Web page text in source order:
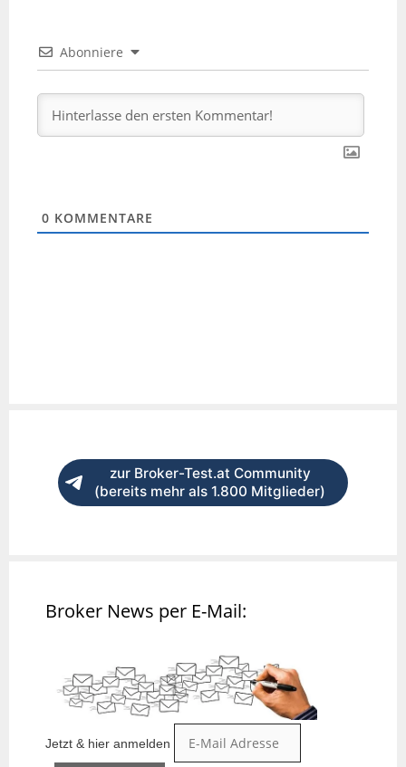
Abonniere
0 KOMMENTARE
zur Broker-Test.at Community
(bereits mehr als 1.800 Mitglieder)
Broker News per E-Mail:
Jetzt & hier anmelden